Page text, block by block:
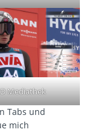
Mediathek
Tabs und
mich